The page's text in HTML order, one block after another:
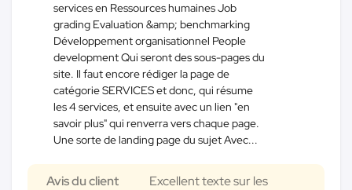
services en Ressources humaines Job
grading Evaluation &amp; benchmarking
Développement organisationnel People
development Qui seront des sous-pages du
site. Il faut encore rédiger la page de
catégorie SERVICES et donc, qui résume
les 4 services, et ensuite avec un lien "en
savoir plus" qui renverra vers chaque page.
Une sorte de landing page du sujet Avec...
Avis du client
Excellent texte sur les